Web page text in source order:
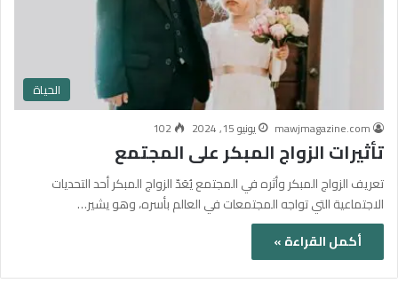
الحياة
mawjmagazine.com يونيو 15, 2024 102
تأثيرات الزواج المبكر على المجتمع
تعريف الزواج المبكر وأثره في المجتمع يُعَدّ الزواج المبكر أحد التحديات
الاجتماعية التي تواجه المجتمعات في العالم بأسره، وهو يشير…
أكمل القراءة »